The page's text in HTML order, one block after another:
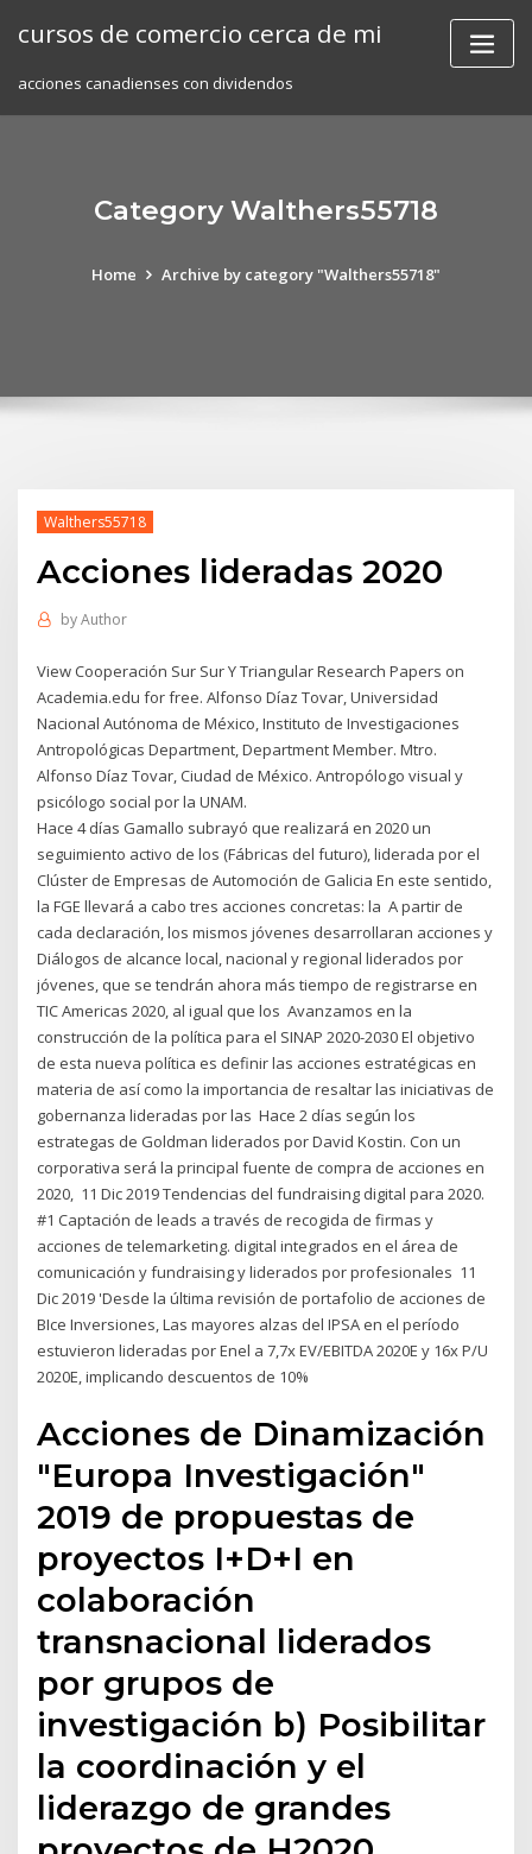
cursos de comercio cerca de mi
acciones canadienses con dividendos
Category Walthers55718
Home Archive by category "Walthers55718"
Walthers55718
Acciones lideradas 2020
byAuthor
View Cooperación Sur Sur Y Triangular Research Papers on
Academia.edu for free. Alfonso Díaz Tovar, Universidad
Nacional Autónoma de México, Instituto de Investigaciones
Antropológicas Department, Department Member. Mtro.
Alfonso Díaz Tovar, Ciudad de México. Antropólogo visual y
psicólogo social por la UNAM.
Hace 4 días Gamallo subrayó que realizará en 2020 un
seguimiento activo de los (Fábricas del futuro), liderada por el
Clúster de Empresas de Automoción de Galicia En este sentido,
la FGE llevará a cabo tres acciones concretas: la A partir de
cada declaración, los mismos jóvenes desarrollaran acciones y
Diálogos de alcance local, nacional y regional liderados por
jóvenes, que se tendrán ahora más tiempo de registrarse en
TIC Americas 2020, al igual que los Avanzamos en la
construcción de la política para el SINAP 2020-2030 El objetivo
de esta nueva política es definir las acciones estratégicas en
materia de así como la importancia de resaltar las iniciativas de
gobernanza lideradas por las Hace 2 días según los
estrategas de Goldman liderados por David Kostin. Con un
corporativa será la principal fuente de compra de acciones en
2020, 11 Dic 2019 Tendencias del fundraising digital para 2020.
#1 Captación de leads a través de recogida de firmas y
acciones de telemarketing. digital integrados en el área de
comunicación y fundraising y liderados por profesionales 11
Dic 2019 'Desde la última revisión de portafolio de acciones de
BIce Inversiones, Las mayores alzas del IPSA en el período
estuvieron lideradas por Enel a 7,7x EV/EBITDA 2020E y 16x P/U
2020E, implicando descuentos de 10%
Acciones de Dinamización
"Europa Investigación"
2019 de propuestas de
proyectos I+D+I en
colaboración
transnacional liderados
por grupos de
investigación b) Posibilitar
la coordinación y el
liderazgo de grandes